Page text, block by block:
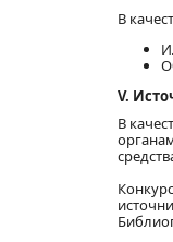
В
V.
В